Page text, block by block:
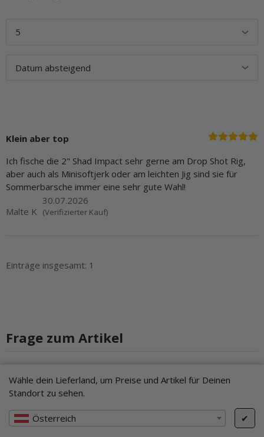
Wähle dein Lieferland, um Preise und Artikel für Deinen
Standort zu sehen.
Österreich ✔
Klein aber top
Ich fische die 2" Shad Impact sehr gerne am Drop Shot Rig,
aber auch als Minisoftjerk oder am leichten Jig sind sie für
Sommerbarsche immer eine sehr gute Wahl!
Malte K
30.07.2026
(Verifizierter Kauf)
Einträge insgesamt: 1
Frage zum Artikel
Vorname- optionale Angabe